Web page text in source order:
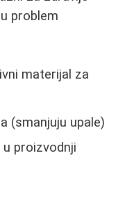
problem
materijal za
(smanjuju upale)
proizvodnji